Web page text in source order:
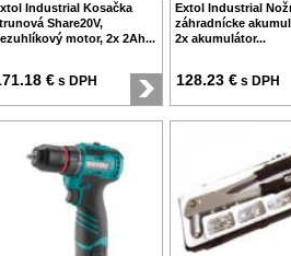
Industrial Kosačka
Share20V,
motor, 2x 2Ah...
€ s DPH
Extol Industrial
záhradnícke
2x akumulátor...
128.23 € s DPH